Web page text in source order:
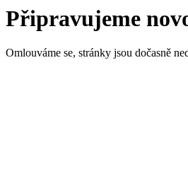
Připravujeme
Omlouváme se, stránky jsou dočasně